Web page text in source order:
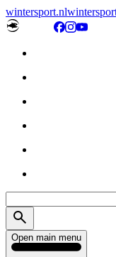
wintersport.nl
Open main menu